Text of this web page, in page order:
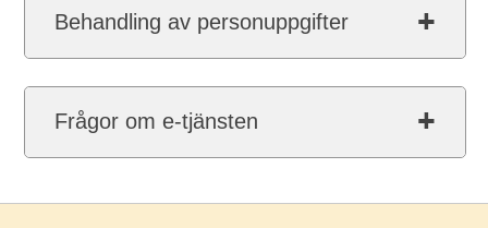
Behandling av personuppgifter
Frågor om e-tjänsten